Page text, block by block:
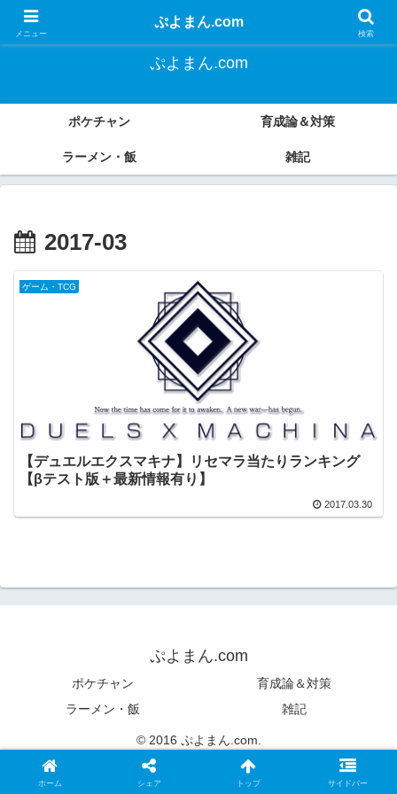
よく遊び、よく食べる。
ぷよまん.com
ポケチャン 育成論＆対策
ラーメン・飯 雑記
2017-03
ゲーム・TCG
【デュエルエクスマキナ】リセマラ当たりランキング
【βテスト版＋最新情報有り】
2017.03.30
ぷよまん.com
ポケチャン
育成論＆対策
ラーメン・飯
雑記
© 2016 ぷよまん.com.
メニュー
ぷよまん.com
検索
ホーム シェア トップ サイドバー